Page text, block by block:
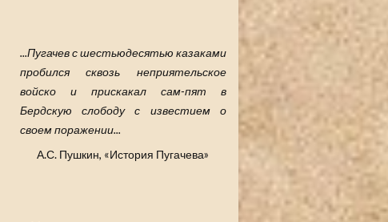
...Пугачев с шестьюдесятью казаками
пробился сквозь неприятельское
войско и прискакал сам-пят в
Бердскую слободу с известием о
своем поражении...
А.С. Пушкин, «История Пугачева»